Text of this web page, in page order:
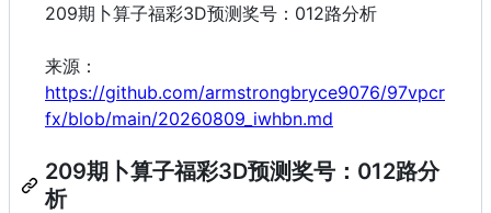
209期卜算子福彩3D预测奖号：012路分析
来源：
https://github.com/armstrongbryce9076/97vpcr
fx/blob/main/20260809_iwhbn.md
209期卜算子福彩3D预测奖号：012路分
析